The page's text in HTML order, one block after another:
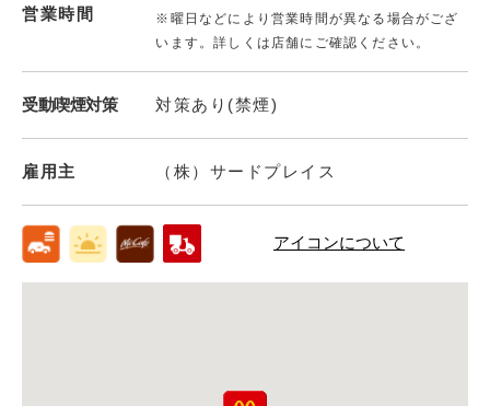
営業時間
※曜日などにより営業時間が異なる場合がござ
います。詳しくは店舗にご確認ください。
受動喫煙対策 対策あり(禁煙)
雇用主 （株）サードプレイス
アイコンについて